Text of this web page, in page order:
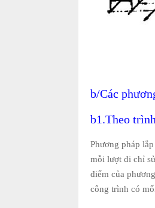
b/Các
b1.Theo
Phương pháp
mỗi lượt đi chỉ
điểm của
công trình có